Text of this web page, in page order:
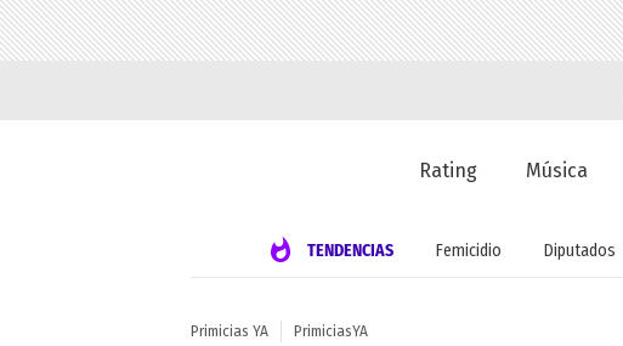
Rating Música
TENDENCIAS Femicidio Diputados
Primicias YA PrimiciasYA